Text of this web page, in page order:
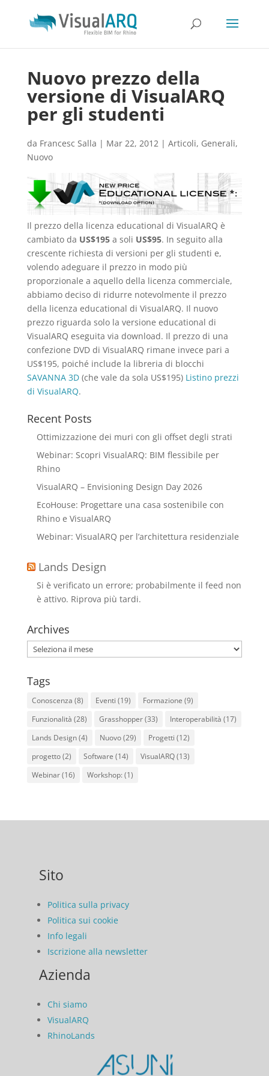
Nuovo prezzo della
versione di VisualARQ
per gli studenti
da Francesc Salla | Mar 22, 2012| Articoli, Generali,
Nuovo
Il prezzo della licenza educational di VisualARQ è
cambiato da US$195a soli US$95. In seguito alla
crescente richiesta di versioni per gli studenti e,
volendo adeguare il prezzo in modo più
proporzionale a aquello della licenza commerciale,
abbiamo deciso di ridurre notevolmente il prezzo
della licenza educational di VisualARQ. Il nuovo
prezzo riguarda solo la versione educational di
VisualARQ eseguita via download. Il prezzo di una
confezione DVD di VisualARQ rimane invece pari a
US$195, poiché include la libreria di blocchi
SAVANNA 3D(che vale da sola US$195) Listino prezzi
di VisualARQ.
Recent Posts
Ottimizzazione dei muri con gli offset degli strati
Webinar: Scopri VisualARQ: BIM flessibile per
Rhino
VisualARQ – Envisioning Design Day 2026
EcoHouse: Progettare una casa sostenibile con
Rhino e VisualARQ
Webinar: VisualARQ per l’architettura residenziale
Lands Design
Si è verificato un errore; probabilmente il feed non
è attivo. Riprova più tardi.
Archives
Archives
Tags
Conoscenza (8) Eventi (19) Formazione (9)
Funzionalità (28) Grasshopper(33) Interoperabilità (17)
Lands Design(4) Nuovo(29) Progetti (12)
progetto(2) Software (14) VisualARQ(13)
Webinar(16) Workshop: (1)
Sito
Politica sulla privacy
Politica sui cookie
Info legali
Iscrizione alla newsletter
Azienda
Chi siamo
VisualARQ
RhinoLands